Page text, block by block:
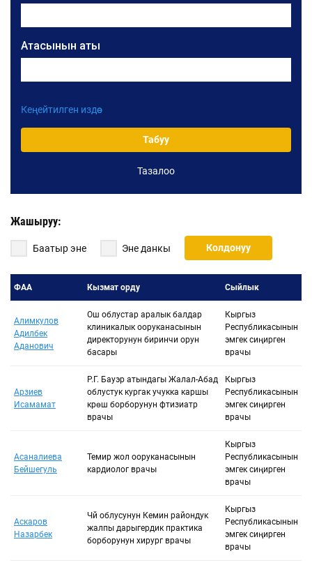
Атасынын аты
Кеңейтилген издөө
Жарлыктын датасынан:
Сыйлыкты тандоо
Сыйланып жаткан адамдын түрү:
Табуу
Тазалоо
Жашыруу:
Баатыр эне Эне данкы Колдонуу
ФАА Кызмат орду Сыйлык
Алимкулов
Адилбек
Аданович
Ош облустар аралык балдар
клиникалык ооруканасынын
директорунун биринчи орун
басары
Кыргыз
Республикасынын
эмгек сиңирген
врачы
Арзиев
Исамамат
Р.Г. Бауэр атындагы Жалал-Абад
облустук кургак учукка каршы
күрөшүү борборунун фтизиатр
врачы
Кыргыз
Республикасынын
эмгек сиңирген
врачы
Асаналиева
Бейшегуль
Темир жол ооруканасынын
кардиолог врачы
Кыргыз
Республикасынын
эмгек сиңирген
врачы
Аскаров
Назарбек
Чүй облусунун Кемин райондук
жалпы дарыгердик практика
борборунун хирург врачы
Кыргыз
Республикасынын
эмгек сиңирген
врачы